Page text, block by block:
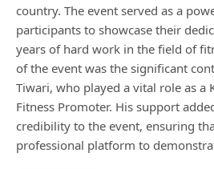
country. The event served as a
participants to showcase their
years of hard work in the field of
of the event was the significant
Tiwari, who played a vital role as a
Fitness Promoter. His support
credibility to the event, ensuring
professional platform to